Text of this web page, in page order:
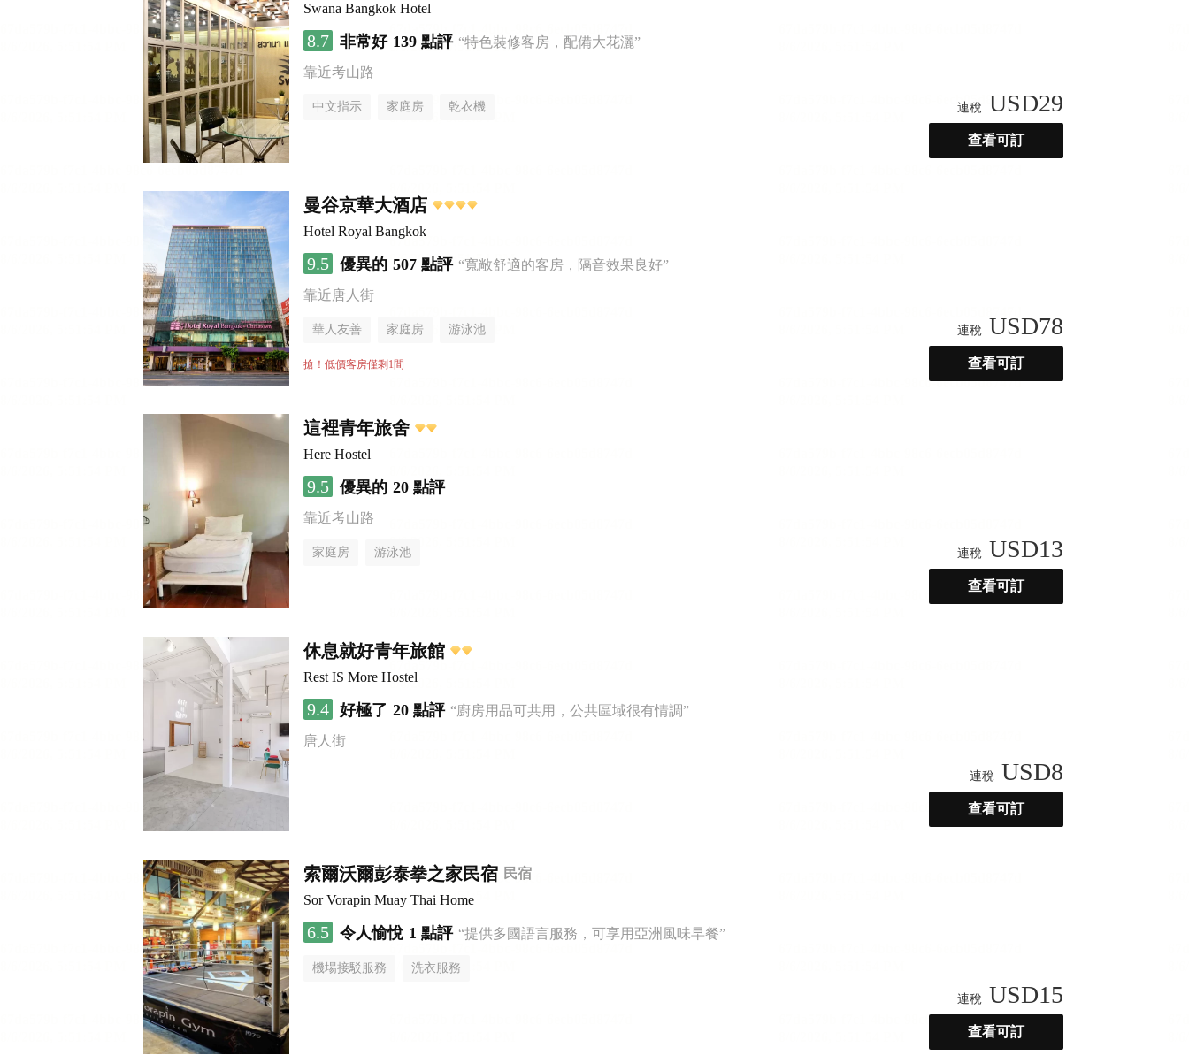
Swana Bangkok Hotel
8.7 非常好 139 點評 “特色裝修客房，配備大花灑”
靠近考山路
中文指示 家庭房 乾衣機 連稅 USD29
查看可訂
曼谷京華大酒店
Hotel Royal Bangkok
9.5 優異的 507 點評 “寬敞舒適的客房，隔音效果良好”
靠近唐人街
華人友善 家庭房 游泳池
搶！低價客房僅剩1間
連稅 USD78
查看可訂
這裡青年旅舍
Here Hostel
9.5 優異的 20 點評
靠近考山路
家庭房 游泳池 連稅 USD13
查看可訂
休息就好青年旅館
Rest IS More Hostel
9.4 好極了 20 點評 “廚房用品可共用，公共區域很有情調”
唐人街
連稅 USD8
查看可訂
索爾沃爾彭泰拳之家民宿 民宿
Sor Vorapin Muay Thai Home
6.5 令人愉悅 1 點評 “提供多國語言服務，可享用亞洲風味早餐”
機場接駁服務 洗衣服務
連稅 USD15
查看可訂